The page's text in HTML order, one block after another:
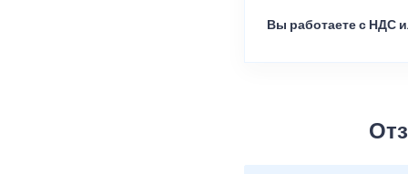
Вы работаете с НДС